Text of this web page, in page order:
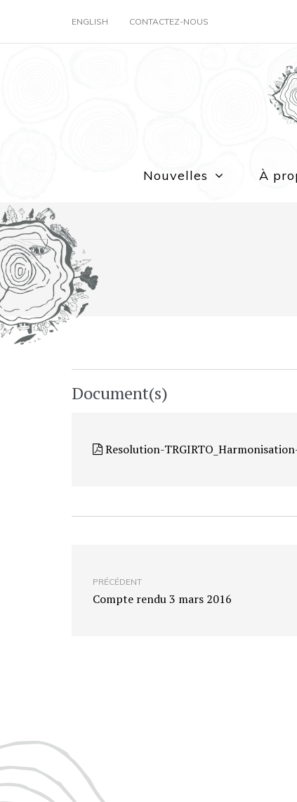
ENGLISH CONTACTEZ-NOUS
Nouvelles À
Document(s)
Resolution-
PRÉCÉDENT
Compte rendu 3 mars 2016